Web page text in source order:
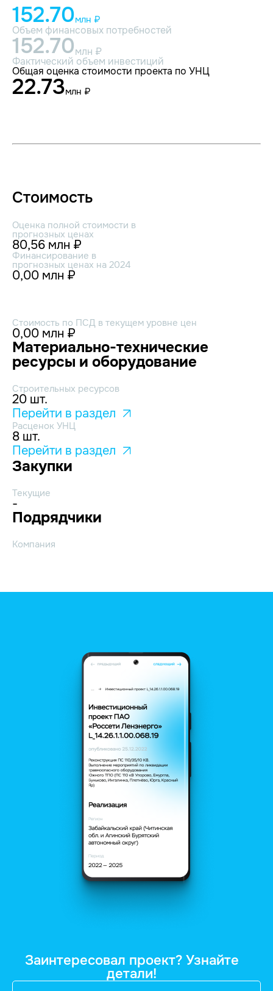
152.70млн ₽
Объем финансовых потребностей
152.70млн ₽
Фактический объем инвестиций
Общая оценка стоимости проекта по УНЦ
22.73млн ₽
Стоимость
Оценка полной стоимости в
прогнозных ценах
80,56 млн ₽
Финансирование в
прогнозных ценах на 2024
0,00 млн ₽
Стоимость по ПСД в текущем уровне цен
0,00 млн ₽
Материально-технические
ресурсы и оборудование
Строительных ресурсов
20 шт.
Перейти в раздел
Расценок УНЦ
8 шт.
Перейти в раздел
Закупки
Текущие
-
Подрядчики
Компания
Заинтересовал проект? Узнайте
детали!